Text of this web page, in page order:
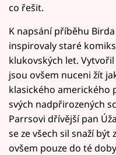
co řešit.
K napsání příběhu
inspirovaly staré
klukovských let.
jsou ovšem nuceni žít
klasického amerického
svých nadpřirozených
Parrsovi dřívější pan
se ze všech sil snaží
ovšem pouze do té